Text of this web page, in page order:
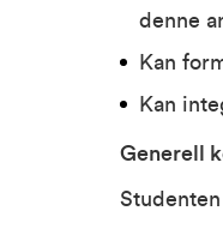
denne
Kan
Kan
Generell
Studenten